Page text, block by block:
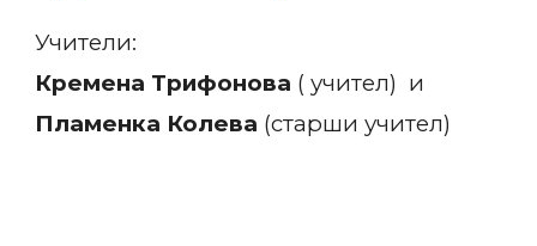
Учители:
Кремена Трифонова ( учител) и
Пламенка Колева (старшиучител)